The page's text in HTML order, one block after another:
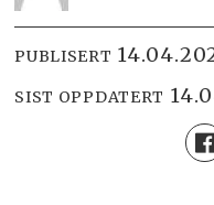
PUBLISERT
SIST OPPDATERT